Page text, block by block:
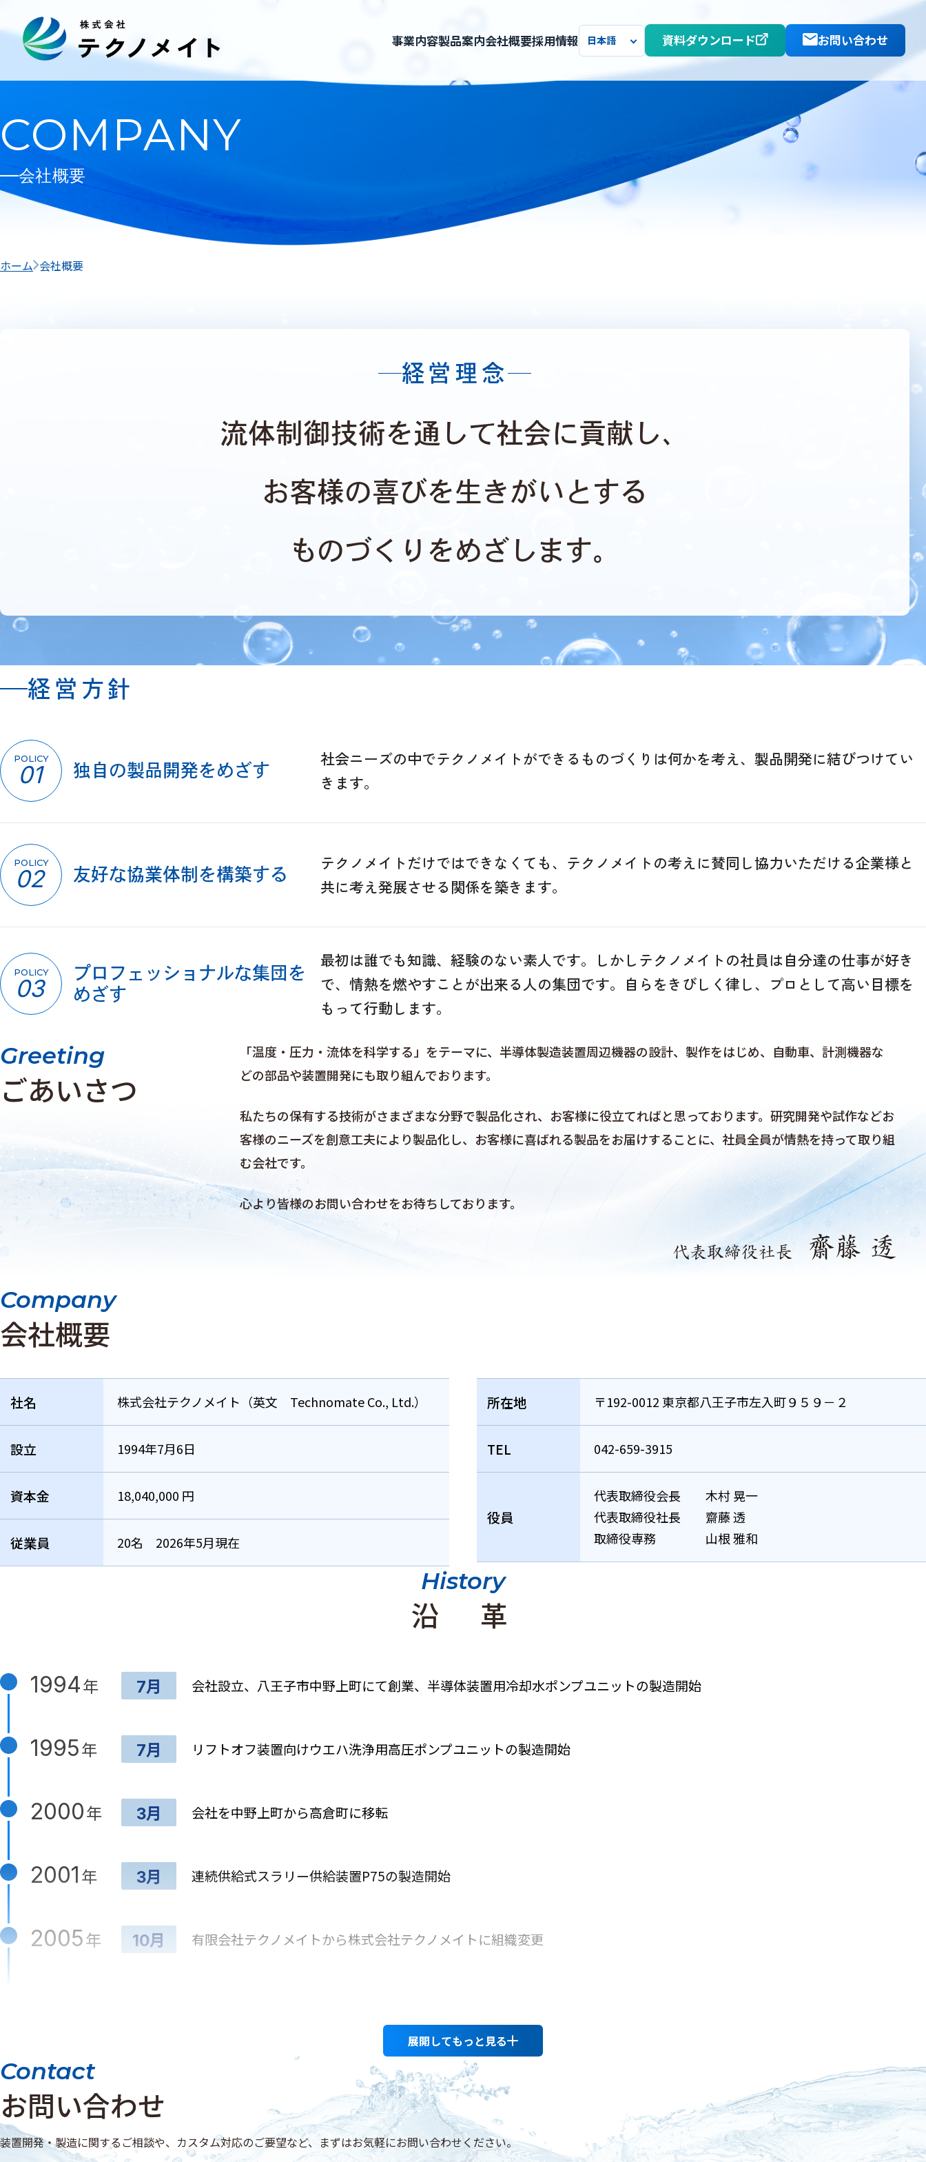
事業内容製品案内会社概要採用情報 日本語 資料ダウンロード お問い合わせ
COMPANY
会社概要
ホーム 会社概要
経営理念
流体制御技術を通して社会に貢献し、
お客様の喜びを生きがいとする
ものづくりをめざします。
経営方針
POLICY
01 独自の製品開発をめざす
社会ニーズの中でテクノメイトができるものづくりは何かを考え、製品開発に結びつけてい
きます。
POLICY
02 友好な協業体制を構築する
テクノメイトだけではできなくても、テクノメイトの考えに賛同し協力いただける企業様と
共に考え発展させる関係を築きます。
POLICY
03
プロフェッショナルな集団を
めざす
最初は誰でも知識、経験のない素人です。しかしテクノメイトの社員は自分達の仕事が好き
で、情熱を燃やすことが出来る人の集団です。自らをきびしく律し、プロとして高い目標を
もって行動します。
Greeting
ごあいさつ
「温度・圧力・流体を科学する」をテーマに、半導体製造装置周辺機器の設計、製作をはじめ、自動車、計測機器な
どの部品や装置開発にも取り組んでおります。
私たちの保有する技術がさまざまな分野で製品化され、お客様に役立てればと思っております。研究開発や試作などお
客様のニーズを創意工夫により製品化し、お客様に喜ばれる製品をお届けすることに、社員全員が情熱を持って取り組
む会社です。
心より皆様のお問い合わせをお待ちしております。
Company
会社概要
社名 株式会社テクノメイト（英文 Technomate Co., Ltd.）
設立 1994年7月6日
資本金 18,040,000 円
従業員 20名 2026年5月現在
所在地 〒192-0012 東京都八王子市左入町９５９－２
TEL 042-659-3915
役員
代表取締役会長
木村 晃一
代表取締役社長
齋藤 透
取締役専務
山根 雅和
History
沿 革
1994年 7月 会社設立、八王子市中野上町にて創業、半導体装置用冷却水ポンプユニットの製造開始
1995年 7月 リフトオフ装置向けウエハ洗浄用高圧ポンプユニットの製造開始
2000年 3月 会社を中野上町から高倉町に移転
2001年 3月 連続供給式スラリー供給装置P75の製造開始
2005年 10月 有限会社テクノメイトから株式会社テクノメイトに組織変更
2007年 クリーンルームを新設
2009 スラリー供給装置P85A開発、納入開始
展開してもっと見る
Contact
お問い合わせ
装置開発・製造に関するご相談や、カスタム対応のご要望など、まずはお気軽にお問い合わせください。